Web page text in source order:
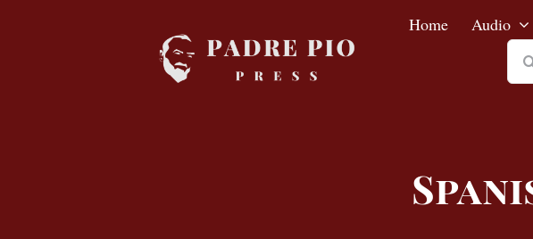
Home Audio
for: